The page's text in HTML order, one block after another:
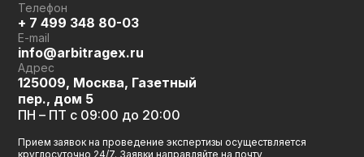
Телефон
+ 7 499 348 80-03
E-mail
info@arbitragex.ru
Адрес
125009, Москва, Газетный
пер., дом 5
ПН – ПТ с 09:00 до 20:00
Прием заявок на проведение экспертизы осуществляется
круглосуточно 24/7. Заявки направляйте на почту